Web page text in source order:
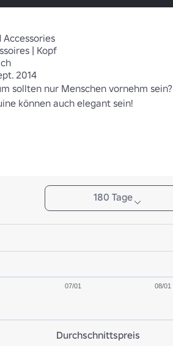
Accessories
| Kopf
2014
sollten nur Menschen vornehm sein?
können auch elegant sein!
180 Tage
07/01 08/01
Durchschnittspreis